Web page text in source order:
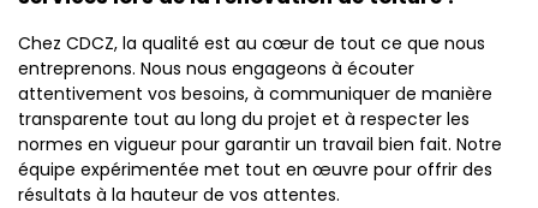
Chez CDCZ, la qualité est au cœur de tout ce que nous
entreprenons. Nous nous engageons à écouter
attentivement vos besoins, à communiquer de manière
transparente tout au long du projet et à respecter les
normes en vigueur pour garantir un travail bien fait. Notre
équipe expérimentée met tout en œuvre pour offrir des
résultats à la hauteur de vos attentes.